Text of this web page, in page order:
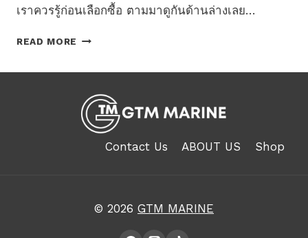
เราควรรู้ก่อนเลือกซื้อ ตามมาดูกันด้านล่างเลย…
READ MORE วิธี
ชูชีพ
เลือก
แบบ
ปลอดภัย
ของ
Contact Us ABOUT US Shop
© 2026 GTM MARINE